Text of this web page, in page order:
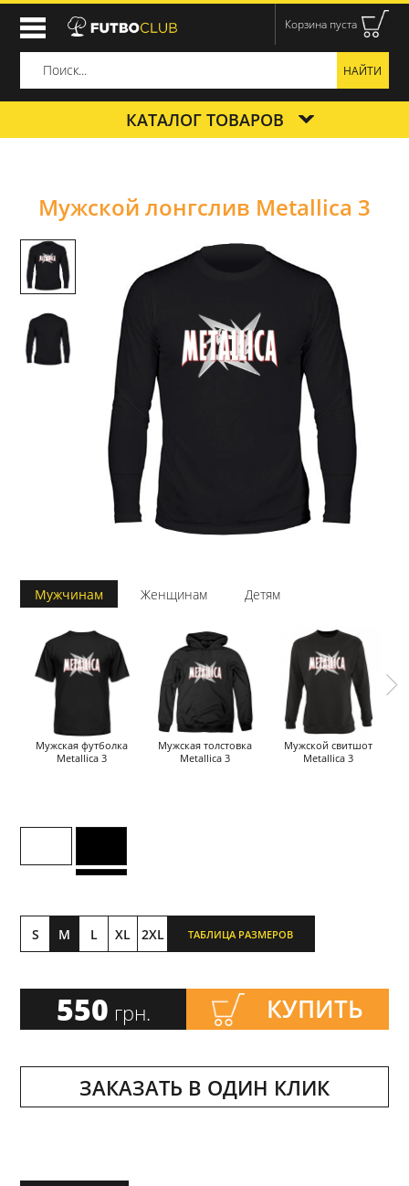
Корзина пуста
КАТАЛОГ ТОВАРОВ
Мужской лонгслив Metallica 3
Мужчинам Женщинам Детям
Мужская футболка
Metallica 3
Мужская толстовка
Metallica 3
Мужской свитшот
Metallica 3
S M L XL 2XL ТАБЛИЦА РАЗМЕРОВ
550 грн. КУПИТЬ
ЗАКАЗАТЬ В ОДИН КЛИК